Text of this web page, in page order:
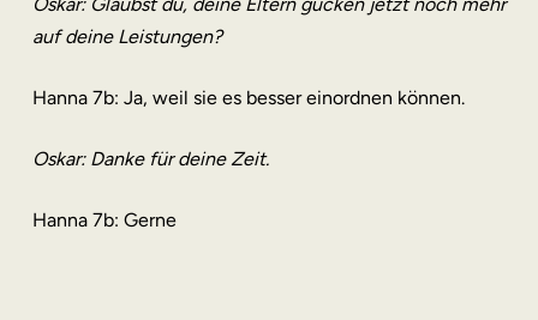
auf deine Leistungen?
Hanna 7b: Ja, weil sie es besser einordnen können.
Oskar: Danke für deine Zeit.
Hanna 7b: Gerne